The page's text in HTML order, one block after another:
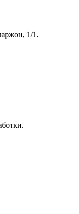
1/1.